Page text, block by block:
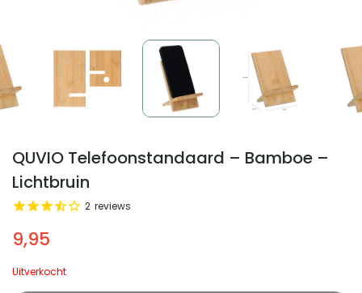
QUVIO Telefoonstandaard – Bamboe –
Lichtbruin
9,95
2 reviews
Uitverkocht